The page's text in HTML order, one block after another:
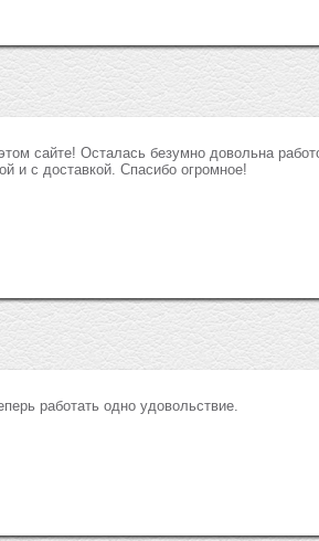
сайте! Осталась безумно довольна
и с доставкой. Спасибо огромное!
работать одно удовольствие.